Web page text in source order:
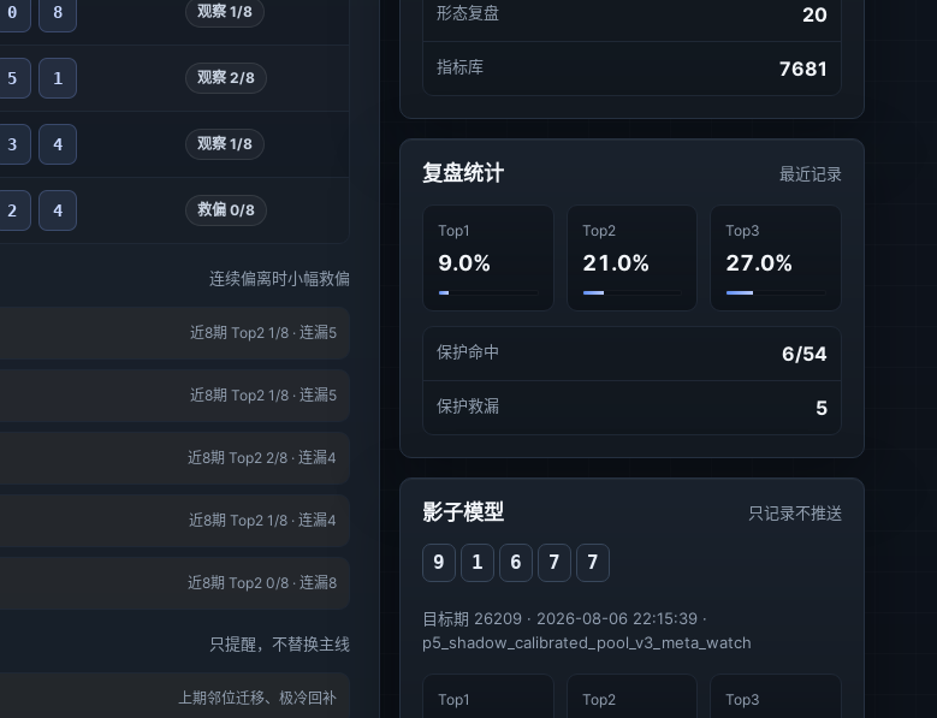
0 8 观察 1/8
5 1 观察 2/8
3 4 观察 1/8
2 4 救偏 0/8
连续偏离时小幅救偏
近8期 Top2 1/8 · 连漏5
近8期 Top2 1/8 · 连漏5
近8期 Top2 2/8 · 连漏4
近8期 Top2 1/8 · 连漏4
近8期 Top2 0/8 · 连漏8
只提醒，不替换主线
上期邻位迁移、极冷回补
形态复盘 20
指标库 7681
复盘统计 最近记录
Top1
9.0%
Top2
21.0%
Top3
27.0%
保护命中 6/54
保护救漏 5
影子模型 只记录不推送
9 1 6 7 7
目标期 26209 · 2026-08-06 22:15:39 ·
p5_shadow_calibrated_pool_v3_meta_watch
Top1 Top2 Top3